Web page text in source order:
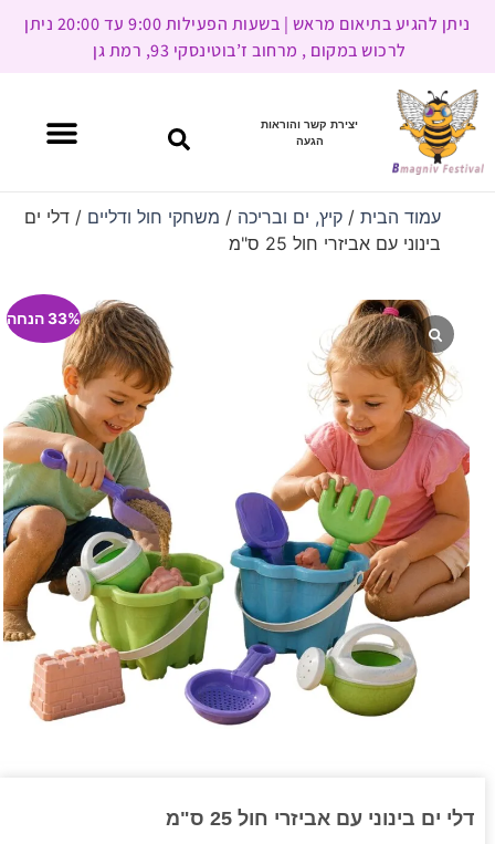
ניתן להגיע בתיאום מראש | בשעות הפעילות 9:00 עד 20:00 ניתן
לרכוש במקום , מרחוב ז’בוטינסקי 93, רמת גן
יצירת קשר והוראות
הגעה
עמוד הבית/ קיץ, ים ובריכה / משחקי חול ודליים / דלי ים
בינוני עם אביזרי חול 25 ס"מ
33% הנחה
דלי ים בינוני עם אביזרי חול 25 ס"מ